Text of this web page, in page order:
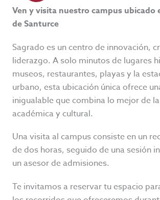
Ven y visita nuestro campus ubicado
de Santurce
Sagrado es un centro de innovación,
liderazgo. A solo minutos de lugares
museos, restaurantes, playas y la
urbano, esta ubicación única ofrece
inigualable que combina lo mejor de
académica y cultural.
Una visita al campus consiste en un
de dos horas, seguido de una sesión
un asesor de admisiones.
Te invitamos a reservar tu espacio